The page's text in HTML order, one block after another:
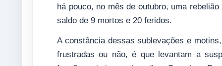
há pouco, no mês de outubro, uma
saldo de 9 mortos e 20 feridos.
A constância dessas sublevações e
frustradas ou não, é que levantam a